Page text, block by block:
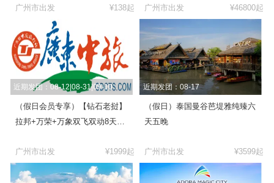
广州市出发
¥138起
麦+挪威+德国
广州市出发 ¥46800起
近期发团：08-12|08-31|09-10
（假日会员专享）【钻石老挝】
拉邦+万荣+万象双飞双动8天7
广州市出发
¥1999起
近期发团：08-17
（假日）泰国曼谷芭堤雅纯臻六
天五晚
广州市出发 ¥3599起